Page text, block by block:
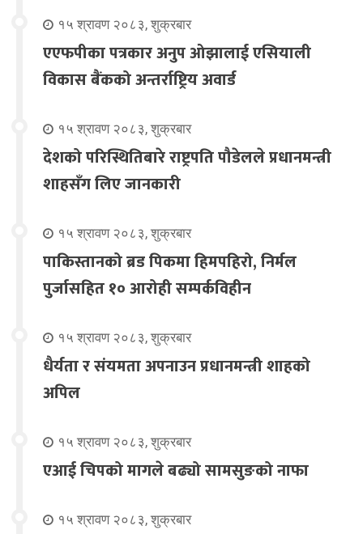
१५ श्रावण २०८३, शुक्रबार
एएफपीका पत्रकार अनुप ओझालाई एसियाली
विकास बैंकको अन्तर्राष्ट्रिय अवार्ड
१५ श्रावण २०८३, शुक्रबार
देशको परिस्थितिबारे राष्ट्रपति पौडेलले प्रधानमन्त्री
शाहसँग लिए जानकारी
१५ श्रावण २०८३, शुक्रबार
पाकिस्तानको ब्रड पिकमा हिमपहिरो, निर्मल
पुर्जासहित १० आरोही सम्पर्कविहीन
१५ श्रावण २०८३, शुक्रबार
धैर्यता र संयमता अपनाउन प्रधानमन्त्री शाहको
अपिल
१५ श्रावण २०८३, शुक्रबार
एआई चिपको मागले बढ्यो सामसुङको नाफा
१५ श्रावण २०८३, शुक्रबार